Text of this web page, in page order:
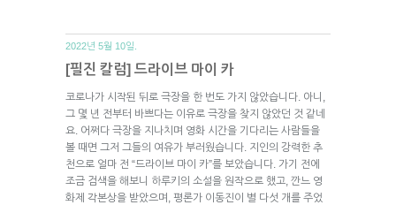
2022년 5월 10일.
[필진 칼럼] 드라이브 마이 카
코로나가 시작된 뒤로 극장을 한 번도 가지 않았습니다. 아니,
그 몇 년 전부터 바쁘다는 이유로 극장을 찾지 않았던 것 같네
요. 어쩌다 극장을 지나치며 영화 시간을 기다리는 사람들을
볼 때면 그저 그들의 여유가 부러웠습니다. 지인의 강력한 추
천으로 얼마 전 “드라이브 마이 카”를 보았습니다. 가기 전에
조금 검색을 해보니 하루키의 소설을 원작으로 했고, 깐느 영
화제 각본상을 받았으며, 평론가 이동진이 별 다섯 개를 주었